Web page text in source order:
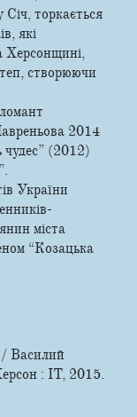
Січ, торкається
які
Херсонщині,
створюючи
2014
чудес” (2012)
України
міста
“Козацька
/ Василий
: ІТ, 2015.